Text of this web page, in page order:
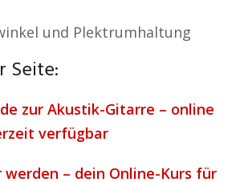
und Plektrumhaltung
Seite:
zur Akustik-Gitarre – online
verfügbar
werden – dein Online-Kurs für